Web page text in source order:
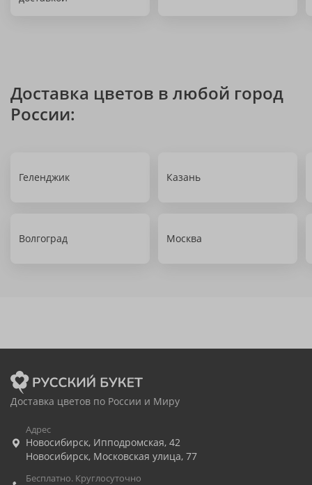
Доставка цветов в любой город
России:
Геленджик Казань
Волгоград Москва
Доставка цветов по России и Миру
Адрес
Новосибирск, Ипподромская, 42
Новосибирск, Московская улица, 77
Бесплатно. Круглосуточно